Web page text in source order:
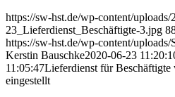
https://sw-hst.de/wp-content/uploads/
23_Lieferdienst_Beschäftigte-3.jpg
https://sw-hst.de/wp-content/
Kerstin Bauschke2020-06-23
11:05:47Lieferdienst für
eingestellt